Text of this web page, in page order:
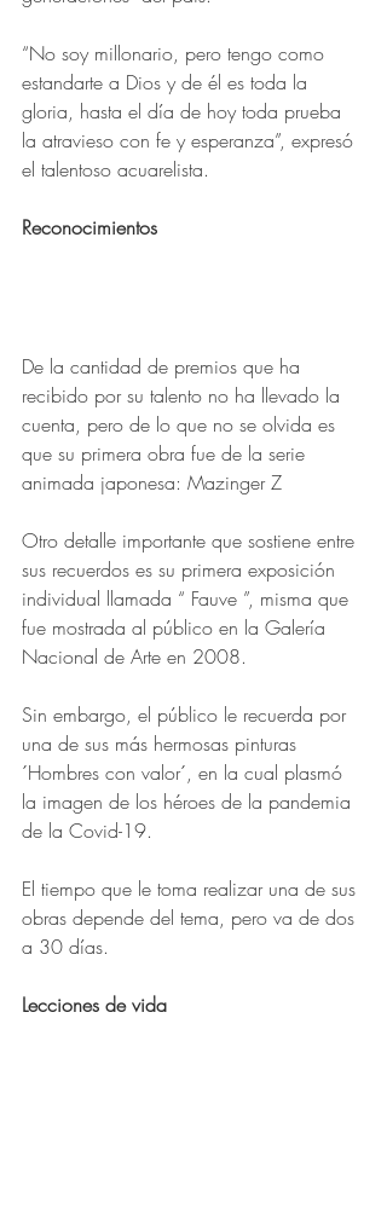
“No soy millonario, pero tengo como
estandarte a Dios y de él es toda la
gloria, hasta el día de hoy toda prueba
la atravieso con fe y esperanza”, expresó
el talentoso acuarelista.
Reconocimientos
De la cantidad de premios que ha
recibido por su talento no ha llevado la
cuenta, pero de lo que no se olvida es
que su primera obra fue de la serie
animada japonesa: Mazinger Z
Otro detalle importante que sostiene entre
sus recuerdos es su primera exposición
individual llamada “ Fauve ”, misma que
fue mostrada al público en la Galería
Nacional de Arte en 2008.
Sin embargo, el público le recuerda por
una de sus más hermosas pinturas
´Hombres con valor´, en la cual plasmó
la imagen de los héroes de la pandemia
de la Covid-19.
El tiempo que le toma realizar una de sus
obras depende del tema, pero va de dos
a 30 días.
Lecciones de vida